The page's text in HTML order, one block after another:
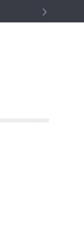
穷在深山有“远亲”